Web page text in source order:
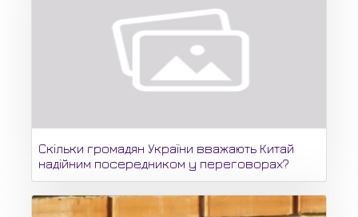
Скільки громадян України вважають Китай
надійним посередником у переговорах?